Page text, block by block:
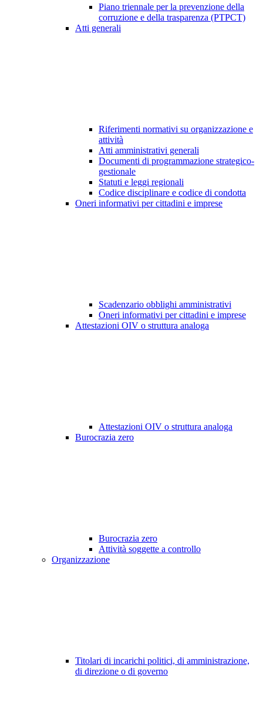
Piano triennale per la prevenzione della
corruzione e della trasparenza (PTPCT)
Atti generali
Riferimenti normativi su organizzazione e
attività
Atti amministrativi generali
Documenti di programmazione strategico-
gestionale
Statuti e leggi regionali
Codice disciplinare e codice di condotta
Oneri informativi per cittadini e imprese
Scadenzario obblighi amministrativi
Oneri informativi per cittadini e imprese
Attestazioni OIV o struttura analoga
Attestazioni OIV o struttura analoga
Burocrazia zero
Burocrazia zero
Attività soggette a controllo
Organizzazione
Titolari di incarichi politici, di amministrazione,
di direzione o di governo